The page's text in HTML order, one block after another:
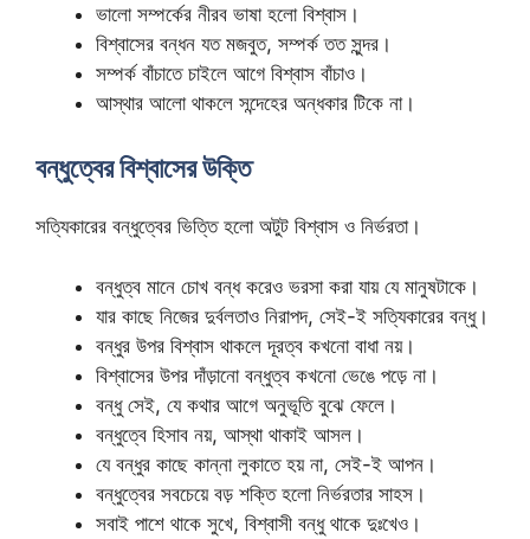
ভালো সম্পর্কের নীরব ভাষা হলো বিশ্বাস।
বিশ্বাসের বন্ধন যত মজবুত, সম্পর্ক তত সুন্দর।
সম্পর্ক বাঁচাতে চাইলে আগে বিশ্বাস বাঁচাও।
আস্থার আলো থাকলে সন্দেহের অন্ধকার টিকে না।
বন্ধুত্বের বিশ্বাসের উক্তি
সত্যিকারের বন্ধুত্বের ভিত্তি হলো অটুট বিশ্বাস ও নির্ভরতা।
বন্ধুত্ব মানে চোখ বন্ধ করেও ভরসা করা যায় যে মানুষটাকে।
যার কাছে নিজের দুর্বলতাও নিরাপদ, সেই-ই সত্যিকারের বন্ধু।
বন্ধুর উপর বিশ্বাস থাকলে দূরত্ব কখনো বাধা নয়।
বিশ্বাসের উপর দাঁড়ানো বন্ধুত্ব কখনো ভেঙে পড়ে না।
বন্ধু সেই, যে কথার আগে অনুভূতি বুঝে ফেলে।
বন্ধুত্বে হিসাব নয়, আস্থা থাকাই আসল।
যে বন্ধুর কাছে কান্না লুকাতে হয় না, সেই-ই আপন।
বন্ধুত্বের সবচেয়ে বড় শক্তি হলো নির্ভরতার সাহস।
সবাই পাশে থাকে সুখে, বিশ্বাসী বন্ধু থাকে দুঃখেও।